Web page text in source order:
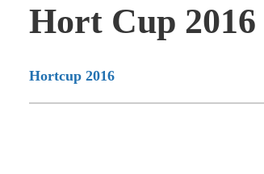
Hort Cup 2016
Hortcup 2016